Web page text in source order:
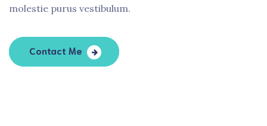
molestie purus vestibulum.
Contact Me